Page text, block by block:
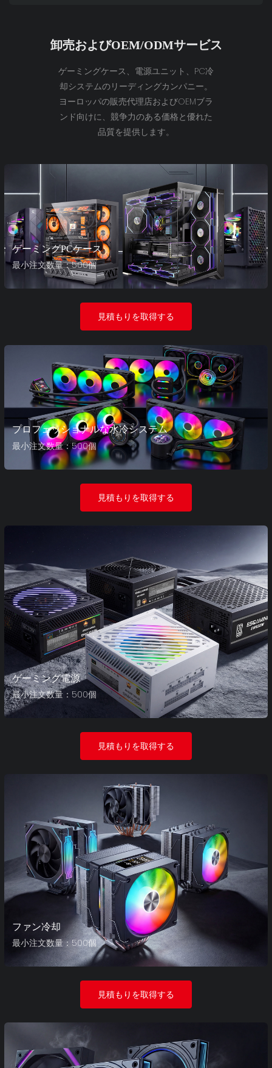
卸売およびOEM/ODMサービス
ゲーミングケース、電源ユニット、PC冷
却システムのリーディングカンパニー。
ヨーロッパの販売代理店およびOEMブラ
ンド向けに、競争力のある価格と優れた
品質を提供します。
ゲーミングPCケース
最小注文数量：500個
見積もりを取得する
プロフェッショナルな水冷システム
最小注文数量：500個
見積もりを取得する
ゲーミング電源
最小注文数量：500個
見積もりを取得する
ファン冷却
最小注文数量：500個
見積もりを取得する